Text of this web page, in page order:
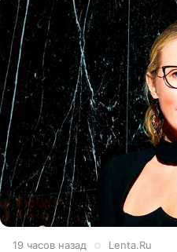
19 часов назад Lenta.Ru